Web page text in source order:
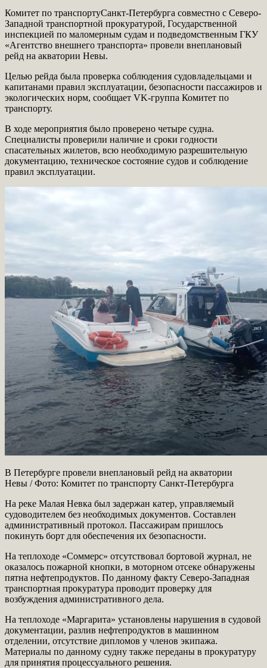
Комитет по транспортуСанкт-Петербурга совместно с Северо-
Западной транспортной прокуратурой, Государственной
инспекцией по маломерным судам и подведомственным ГКУ
«Агентство внешнего транспорта» провели внеплановый
рейд на акватории Невы.
Целью рейда была проверка соблюдения судовладельцами и
капитанами правил эксплуатации, безопасности пассажиров и
экологических норм, сообщает VK-группа Комитет по
транспорту.
В ходе мероприятия было проверено четыре судна.
Специалисты проверили наличие и сроки годности
спасательных жилетов, всю необходимую разрешительную
документацию, техническое состояние судов и соблюдение
правил эксплуатации.
В Петербурге провели внеплановый рейд на акватории
Невы / Фото: Комитет по транспорту Санкт-Петербурга
На реке Малая Невка был задержан катер, управляемый
судоводителем без необходимых документов. Составлен
административный протокол. Пассажирам пришлось
покинуть борт для обеспечения их безопасности.
На теплоходе «Соммерс» отсутствовал бортовой журнал, не
оказалось пожарной кнопки, в моторном отсеке обнаружены
пятна нефтепродуктов. По данному факту Северо-Западная
транспортная прокуратура проводит проверку для
возбуждения административного дела.
На теплоходе «Маргарита» установлены нарушения в судовой
документации, разлив нефтепродуктов в машинном
отделении, отсутствие дипломов у членов экипажа.
Материалы по данному судну также переданы в прокуратуру
для принятия процессуального решения.